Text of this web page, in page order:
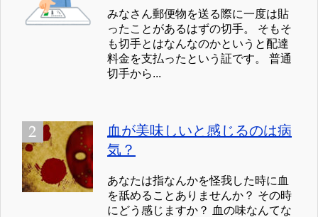
みなさん郵便物を送る際に一度は貼
ったことがあるはずの切手。 そもそ
も切手とはなんなのかというと配達
料金を支払ったという証です。 普通
切手から...
血が美味しいと感じるのは病
気？
あなたは指なんかを怪我した時に血
を舐めることありませんか？ その時
にどう感じますか？ 血の味なんてな